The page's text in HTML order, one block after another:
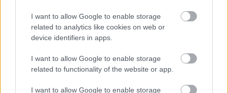
I want to allow Google to enable storage
related to analytics like cookies on web or
device identifiers in apps.
I want to allow Google to enable storage
related to functionality of the website or app.
I want to allow Google to enable storage
támogatná.
A szülők, tanulók együtt tehát megvédhetik jogaikat.
döntés terhe lehetőséget ad sokféle helyzetű szülő,
tanuló összefogására. Például a református szülők